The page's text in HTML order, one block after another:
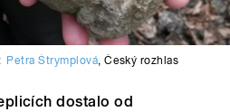
Petra Štrymplová,Český rozhlas
dostalo od